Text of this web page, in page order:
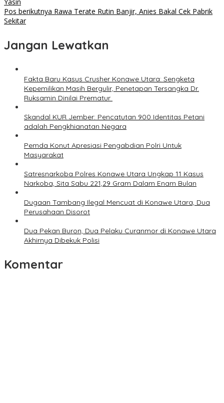
pos
Pos berikutnya Rawa Terate Rutin Banjir, Anies Bakal Cek Pabrik
Sekitar
Jangan Lewatkan
Fakta Baru Kasus Crusher Konawe Utara: Sengketa
Kepemilikan Masih Bergulir, Penetapan Tersangka Dr.
Ruksamin Dinilai Prematur
Skandal KUR Jember: Pencatutan 900 Identitas Petani
adalah Pengkhianatan Negara
Pemda Konut Apresiasi Pengabdian Polri Untuk
Masyarakat
Satresnarkoba Polres Konawe Utara Ungkap 11 Kasus
Narkoba, Sita Sabu 221,29 Gram Dalam Enam Bulan
Dugaan Tambang Ilegal Mencuat di Konawe Utara, Dua
Perusahaan Disorot
Dua Pekan Buron, Dua Pelaku Curanmor di Konawe Utara
Akhirnya Dibekuk Polisi
Komentar